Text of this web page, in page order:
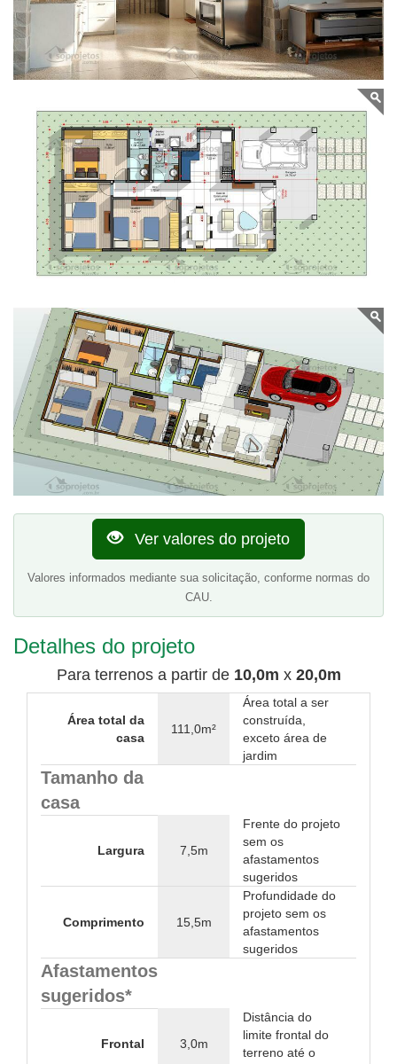
Ver valores do projeto
Valores informados mediante sua solicitação, conforme normas do
CAU.
Detalhes do projeto
Para terrenos a partir de 10,0m x 20,0m
Área total da
casa
111,0m²
Área total a ser
construída,
exceto área de
jardim
Tamanho da
casa
Largura 7,5m
Frente do projeto
sem os
afastamentos
sugeridos
Comprimento 15,5m
Profundidade do
projeto sem os
afastamentos
sugeridos
Afastamentos
sugeridos*
Frontal 3,0m
Distância do
limite frontal do
terreno até o